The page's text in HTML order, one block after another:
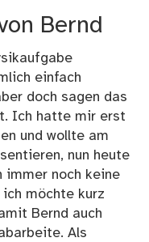
Bernd
einfach
doch sagen das
Ich hatte mir erst
und wollte am
nun heute
immer noch keine
möchte kurz
Bernd auch
Als